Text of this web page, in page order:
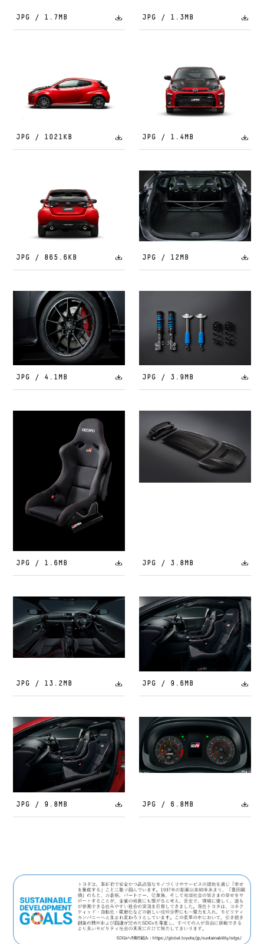
JPG / 1.7MB JPG / 1.3MB
JPG / 1021KB JPG / 1.4MB
JPG / 865.6KB JPG / 12MB
JPG / 4.1MB JPG / 3.9MB
JPG / 1.6MB JPG / 3.8MB
JPG / 13.2MB JPG / 9.6MB
JPG / 9.8MB JPG / 6.8MB